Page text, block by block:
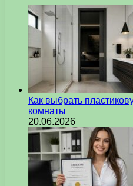
Как выбрать
комнаты
20.06.2026